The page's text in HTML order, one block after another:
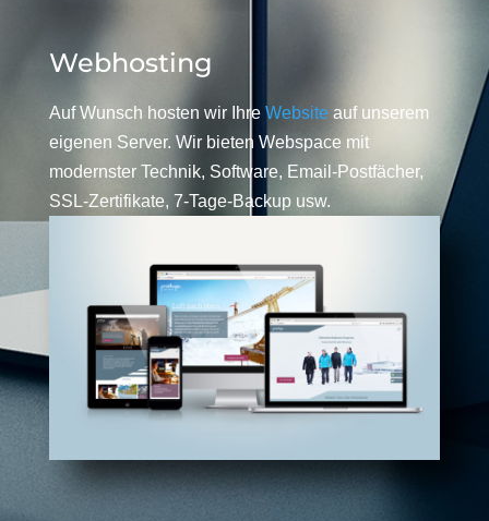
Webhosting
Auf Wunsch hosten wir Ihre Website auf unserem
eigenen Server. Wir bieten Webspace mit
modernster Technik, Software, Email-Postfächer,
SSL-Zertifikate, 7-Tage-Backup usw.